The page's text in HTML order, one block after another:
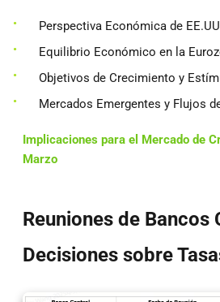
Perspectiva Económica de
Equilibrio Económico en la
Objetivos de Crecimiento y
Mercados Emergentes y Flujos
Implicaciones para el Mercado de
Marzo
Reuniones de Bancos
Decisiones sobre